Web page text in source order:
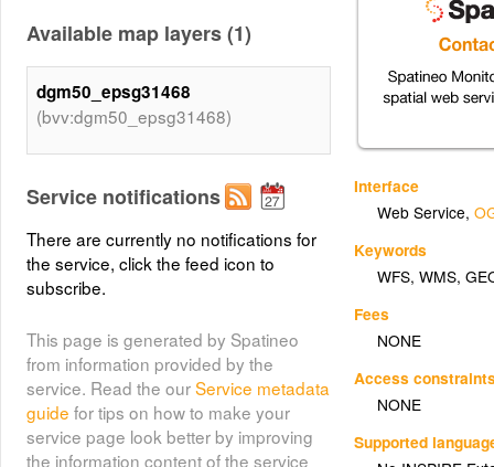
Interface
Web Service,
Keywords
WFS,WMS,
Fees
NONE
Access
NONE
Supported
Available map layers (1)
dgm50_epsg31468
(bvv:dgm50_epsg31468)
Service notifications
There are currently no notifications for
the service, click the feed icon to
subscribe.
This page is generated by Spatineo
from information provided by the
service. Read the ourService metadata
guide for tips on how to make your
service page look better by improving
the information content of the service